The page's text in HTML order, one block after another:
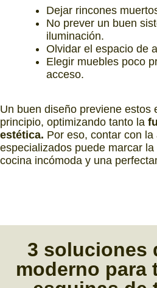
Dejar rincones
No prever un buen
iluminación.
Olvidar el espacio de
Elegir muebles poco
acceso.
Un buen diseño previene estos
principio, optimizando tanto la
estética. Por eso, contar con
especializados puede marcar
cocina incómoda y una
3 soluciones
moderno para